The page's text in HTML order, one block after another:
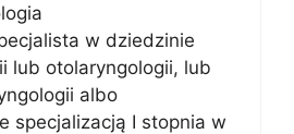
w dziedzinie
lub otolaryngologii, lub
albo
specjalizacją I stopnia w